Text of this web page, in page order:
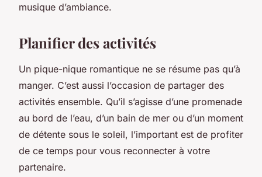
musique d’ambiance.
Planifier des activités
Un pique-nique romantique ne se résume pas qu’à
manger. C’est aussi l’occasion de partager des
activités ensemble. Qu’il s’agisse d’une promenade
au bord de l’eau, d’un bain de mer ou d’un moment
de détente sous le soleil, l’important est de profiter
de ce temps pour vous reconnecter à votre
partenaire.